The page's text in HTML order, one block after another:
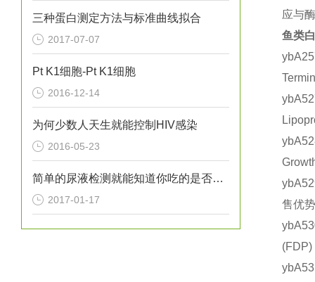
三种蛋白测定方法与标准曲线拟合
2017-07-07
Pt K1细胞-Pt K1细胞
2016-12-14
为何少数人天生就能控制HIV感染
2016-05-23
简单的尿液检测就能知道你吃的是否健康？
2017-01-17
应与
鱼类
售优